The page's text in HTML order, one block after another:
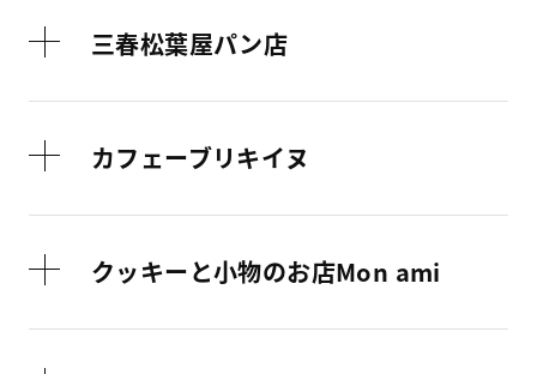
三春松葉屋パン店
カフェーブリキイヌ
クッキーと小物のお店Mon ami